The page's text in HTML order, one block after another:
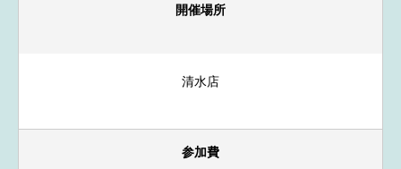
開催場所
清水店
参加費